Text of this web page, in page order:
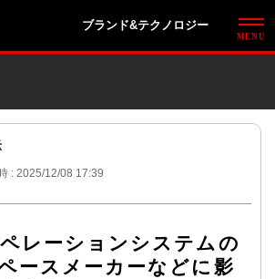
ブランド&テクノロジー
: 2025/12/08 17:39
レーションシステムの
ースメーカーなどに影